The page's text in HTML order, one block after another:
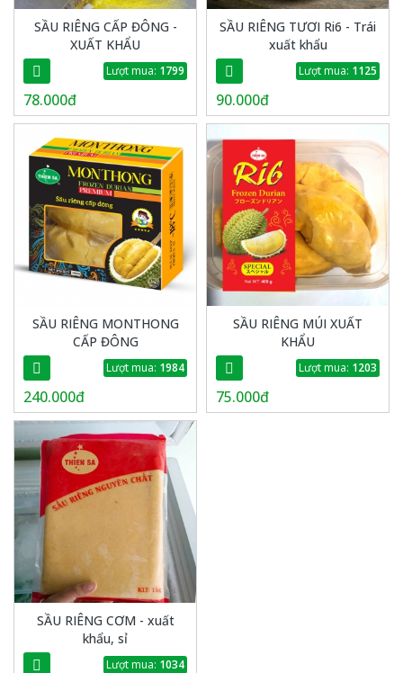
SẦU RIÊNG CẤP ĐÔNG -
XUẤT KHẨU
Lượt mua: 1799
78.000đ
SẦU RIÊNG TƯƠI Ri6 - Trái
xuất khẩu
Lượt mua: 1125
90.000đ
SẦU RIÊNG MONTHONG
CẤP ĐÔNG
Lượt mua: 1984
240.000đ
SẦU RIÊNG MÚI XUẤT
KHẨU
Lượt mua: 1203
75.000đ
SẦU RIÊNG CƠM - xuất
khẩu, sỉ
Lượt mua: 1034